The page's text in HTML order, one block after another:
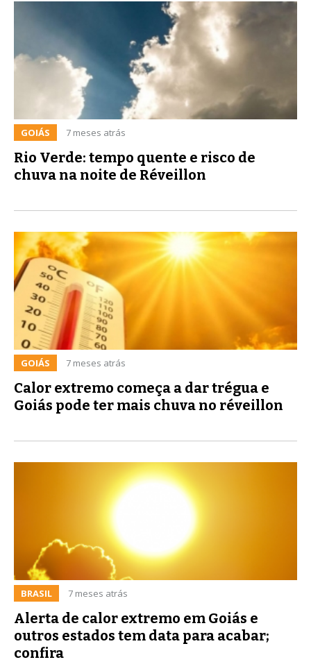
GOIÁS 7 meses atrás
Rio Verde: tempo quente e risco de
chuva na noite de Réveillon
GOIÁS 7 meses atrás
Calor extremo começa a dar trégua e
Goiás pode ter mais chuva no réveillon
BRASIL 7 meses atrás
Alerta de calor extremo em Goiás e
outros estados tem data para acabar;
confira